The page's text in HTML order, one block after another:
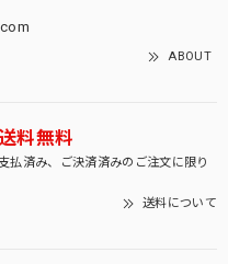
ABOUT
料無料
済み、ご決済済みのご注文に限り
送料について